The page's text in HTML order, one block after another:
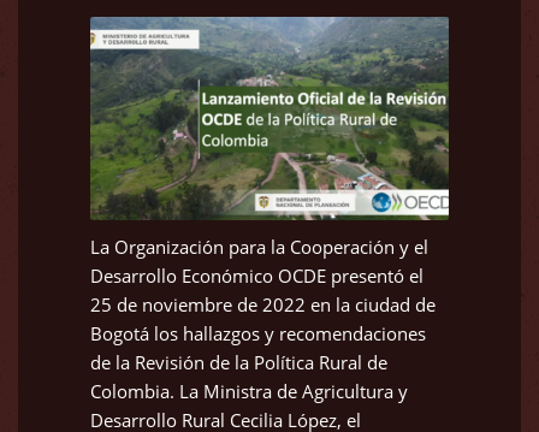
La Organización para la Cooperación y el
Desarrollo Económico OCDE presentó el
25 de noviembre de 2022 en la ciudad de
Bogotá los hallazgos y recomendaciones
de la Revisión de la Política Rural de
Colombia. La Ministra de Agricultura y
Desarrollo Rural Cecilia López, el